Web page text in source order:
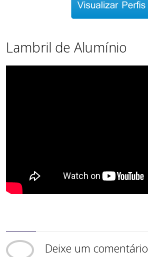
Lambril de Alumínio
[fluid_wrapper width="686" height="386"]
Deixe um comentário